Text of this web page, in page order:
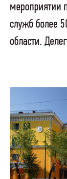
мероприятии
служб более
области.